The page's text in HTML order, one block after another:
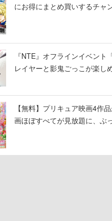
にお得にまとめ買いするチャ
『NTE』オフラインイベン
レイヤーと影鬼ごっこが楽し
【無料】プリキュア映画4作
画ほぼすべてが見放題に、ぶ